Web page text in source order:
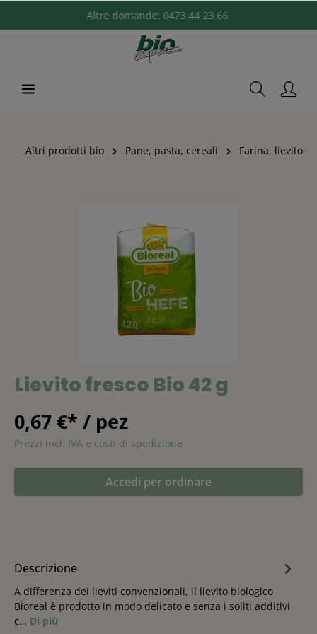
Altre domande: 0473 44 23 66
Altri prodotti bio Pane, pasta, cereali Farina, lievito
Lievito fresco Bio 42 g
0,67 €* / pez
Prezzi incl. IVA e costi di spedizione
Accedi per ordinare
Descrizione
A differenza dei lieviti convenzionali, il lievito biologico
Bioreal è prodotto in modo delicato e senza i soliti additivi
c… Di più